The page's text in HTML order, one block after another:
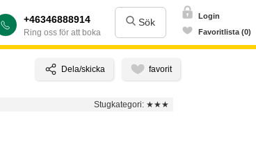
+46346888914
Ring oss för att boka
Sök
Login
Favoritlista (0)
Stugkategori: ★★★